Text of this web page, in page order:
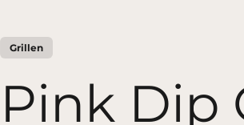
Grillen
Pink Dip